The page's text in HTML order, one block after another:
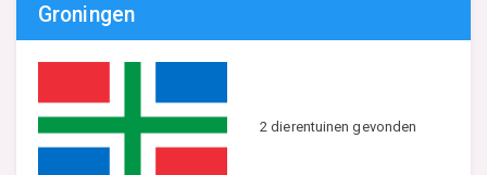
Groningen
2 dierentuinen gevonden